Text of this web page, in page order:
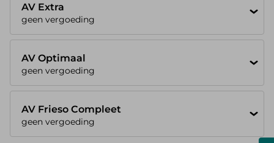
AV Extra
geen vergoeding
AV Optimaal
geen vergoeding
AV Frieso Compleet
geen vergoeding